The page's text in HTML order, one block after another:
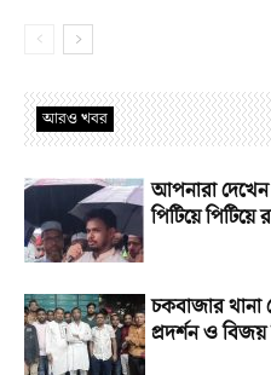
আরও খবর
আপনারা
পিটিয়ে
চকবাজার থানা
প্রদর্শন ও